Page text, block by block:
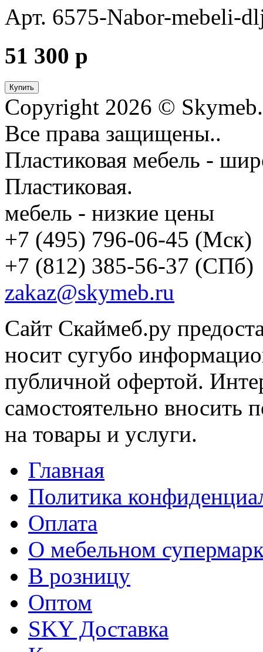
Арт. 6575-Nabor-mebeli-
51 300 p
Купить
Copyright 2026 ©
Все права защищены..
Пластиковая мебель -
Пластиковая.
мебель - низкие цены
+7 (495) 796-06-45 (Мск)
+7 (812) 385-56-37 (СПб)
zakaz@skymeb.ru
Сайт Скаймеб.ру
носит сугубо
публичной офертой.
самостоятельно вносить
на товары и услуги.
Главная
Политика
Оплата
О мебельном
В розницу
Оптом
SKY Доставка